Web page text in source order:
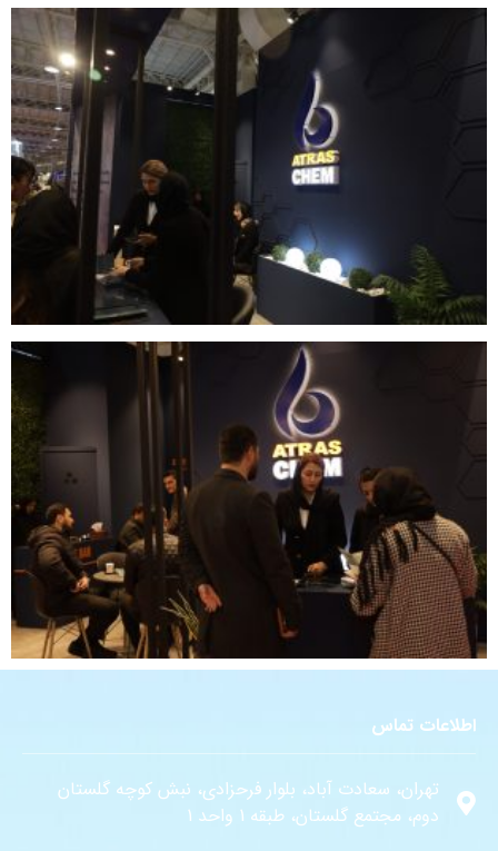
اطلاعات تماس
تهران، سعادت آباد، بلوار فرحزادی، نبش کوچه گلستان
دوم، مجتمع گلستان، طبقه 1 واحد 1